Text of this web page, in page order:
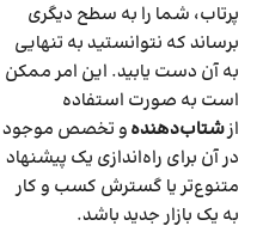
پرتاب، شما را به سطح دیگری
برساند که نتوانستید به تنهایی
به آن دست یابید. این امر ممکن
است به صورت استفاده
ازشتاب‌دهندهو تخصص موجود
در آن برای راه‌اندازی یک پیشنهاد
متنوع‌تر یا گسترش کسب و کار
به یک بازار جدید باشد.